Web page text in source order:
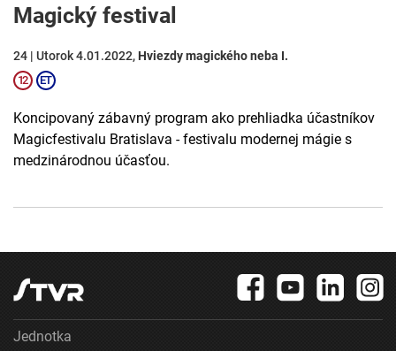
Magický festival
24 | Utorok 4.01.2022, Hviezdy magického neba I.
Koncipovaný zábavný program ako prehliadka účastníkov
Magicfestivalu Bratislava - festivalu modernej mágie s
medzinárodnou účasťou.
Jednotka